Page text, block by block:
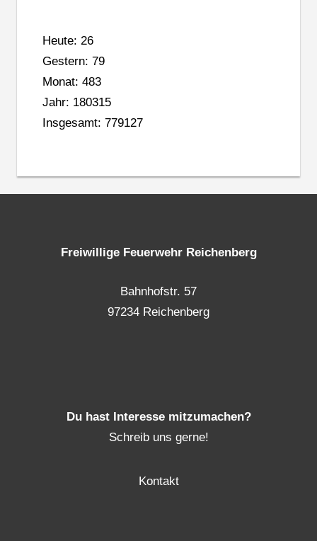
Heute: 26
Gestern: 79
Monat: 483
Jahr: 180315
Insgesamt: 779127
Freiwillige Feuerwehr Reichenberg
Bahnhofstr. 57
97234 Reichenberg
Du hast Interesse mitzumachen?
Schreib uns gerne!
Kontakt